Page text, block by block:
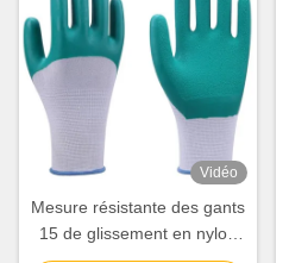
Vidéo
Mesure résistante des gants
15 de glissement en nylon